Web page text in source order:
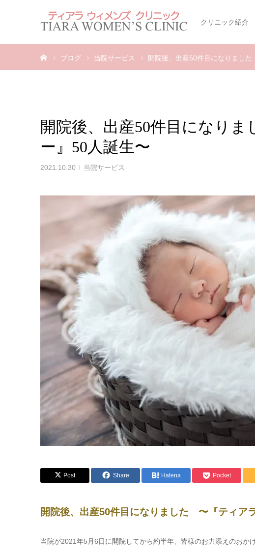
クリニック紹介
ブログ 当院サービス 開院後、出産50件目になりまし
開院後、出産50件目になり
ー』50人誕生〜
2021.10.30 当院サービス
Post Share Hatena Pocket
開院後、出産50件目になりました 〜『ティア
当院が2021年5月6日に開院してから約半年、皆様のお力添えのお